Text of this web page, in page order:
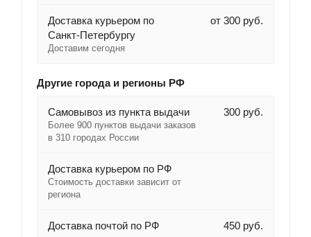
Доставка курьером по
Санкт-Петербургу
Доставим сегодня
от 300 руб.
Другие города и регионы РФ
Самовывоз из пункта выдачи
Более 900 пунктов выдачи заказов
в 310 городах России
300 руб.
Доставка курьером по РФ
Стоимость доставки зависит от
региона
Доставка почтой по РФ 450 руб.